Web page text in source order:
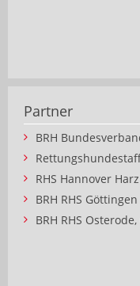
Partner
BRH
RHS Hannover
BRH RHS Göttingen
BRH RHS